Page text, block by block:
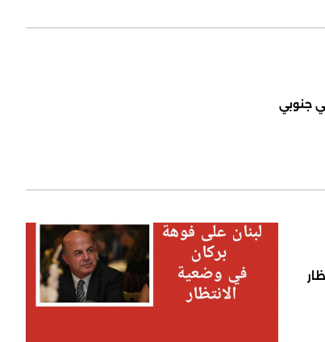
جنوبي